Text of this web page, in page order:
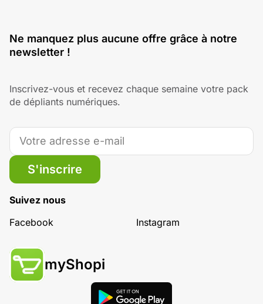
Ne manquez plus aucune offre grâce à notre
newsletter !
Inscrivez-vous et recevez chaque semaine votre pack
de dépliants numériques.
S'inscrire
Suivez nous
Facebook
Instagram
myShopi